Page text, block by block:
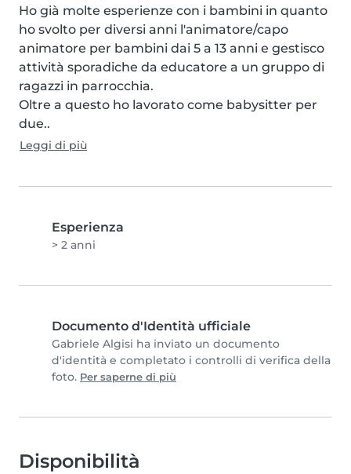
Ho già molte esperienze con i bambini in quanto
ho svolto per diversi anni l'animatore/capo
animatore per bambini dai 5 a 13 anni e gestisco
attività sporadiche da educatore a un gruppo di
ragazzi in parrocchia.
Oltre a questo ho lavorato come babysitter per
due..
Leggi di più
Esperienza
> 2 anni
Documento d'Identità ufficiale
Gabriele Algisi ha inviato un documento
d'identità e completato i controlli di verifica della
foto. Per saperne di più
Disponibilità